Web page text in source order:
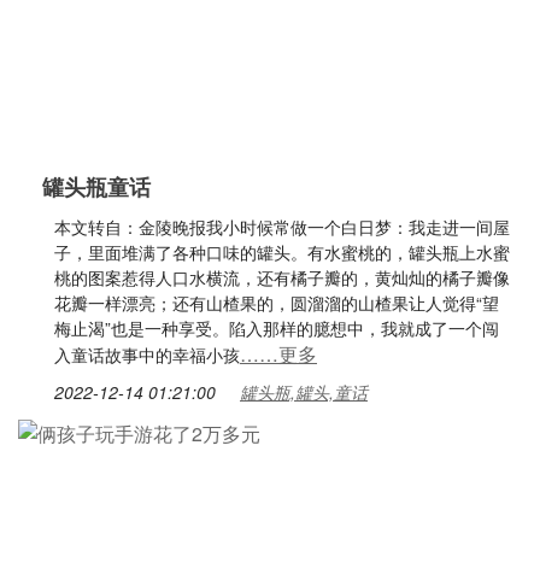
罐头瓶童话
本文转自：金陵晚报我小时候常做一个白日梦：我走进一间屋
子，里面堆满了各种口味的罐头。有水蜜桃的，罐头瓶上水蜜
桃的图案惹得人口水横流，还有橘子瓣的，黄灿灿的橘子瓣像
花瓣一样漂亮；还有山楂果的，圆溜溜的山楂果让人觉得“望
梅止渴”也是一种享受。陷入那样的臆想中，我就成了一个闯
入童话故事中的幸福小孩……更多
2022-12-14 01:21:00 罐头瓶,罐头,童话